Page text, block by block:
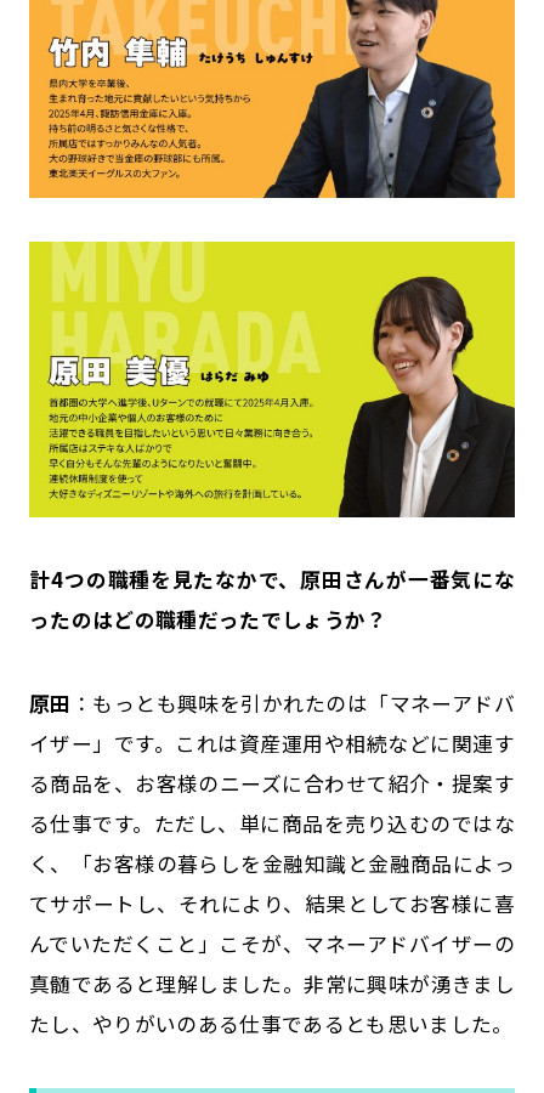
――計4つの職種を見たなかで、原田さんが一番気にな
ったのはどの職種だったでしょうか？
原田 ：もっとも興味を引かれたのは「マネーアドバ
イザー」です。これは資産運用や相続などに関連す
る商品を、お客様のニーズに合わせて紹介・提案す
る仕事です。ただし、単に商品を売り込むのではな
く、「お客様の暮らしを金融知識と金融商品によっ
てサポートし、それにより、結果としてお客様に喜
んでいただくこと」こそが、マネーアドバイザーの
真髄であると理解しました。非常に興味が湧きまし
たし、やりがいのある仕事であるとも思いました。